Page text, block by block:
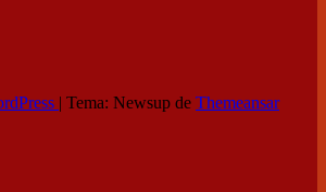
| Tema: Newsup de Themeansar